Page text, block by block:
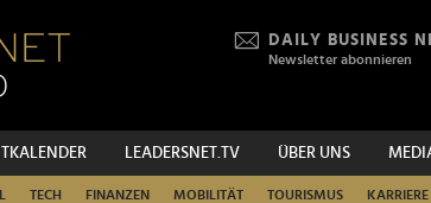
DAILY BUSINESS
Newsletter abonnieren
LEADERSNET.TV ÜBER UNS
TECH FINANZEN MOBILITÄT TOURISMUS KARRIERE